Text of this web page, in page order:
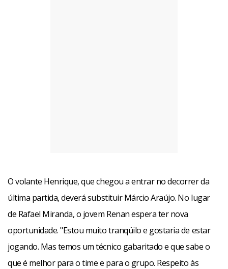
O volante Henrique, que chegou a entrar no decorrer da
última partida, deverá substituir Márcio Araújo. No lugar
de Rafael Miranda, o jovem Renan espera ter nova
oportunidade. "Estou muito tranqüilo e gostaria de estar
jogando. Mas temos um técnico gabaritado e que sabe o
que é melhor para o time e para o grupo. Respeito às